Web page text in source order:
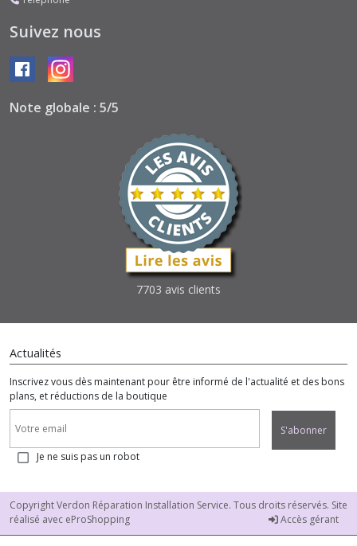
Suivez nous
Note globale : 5/5
7703 avis clients
Actualités
Inscrivez vous dès maintenant pour être informé de l'actualité et des bons
plans, et réductions de la boutique
S'abonner
Je ne suis pas un robot
Copyright Verdon Réparation Installation Service. Tous droits réservés. Site
réalisé avec eProShopping Accès gérant